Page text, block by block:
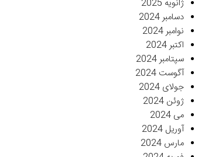
ژانویه 2025
دسامبر 2024
نوامبر 2024
اکتبر 2024
سپتامبر 2024
آگوست 2024
جولای 2024
ژوئن 2024
می 2024
آوریل 2024
مارس 2024